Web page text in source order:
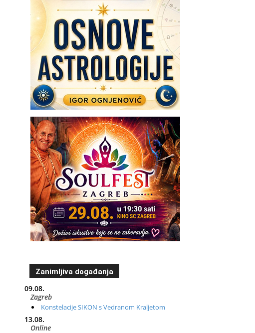
Zanimljiva događanja
09.08.
Zagreb
Konstelacije SIKON s Vedranom Kraljetom
13.08.
Online